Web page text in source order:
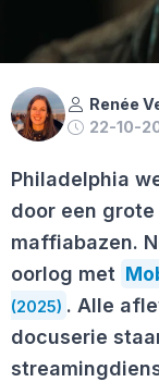
Renée
22-10-
Philadelphia
door een
maffiabazen.
oorlog met
(2025) . Alle
docuserie